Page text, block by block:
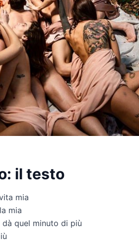
il testo
mia
mia
quel minuto di più